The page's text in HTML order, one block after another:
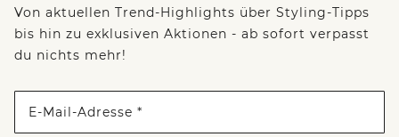
Von aktuellen Trend-Highlights über Styling-Tipps
bis hin zu exklusiven Aktionen - ab sofort verpasst
du nichts mehr!
E-Mail-Adresse *